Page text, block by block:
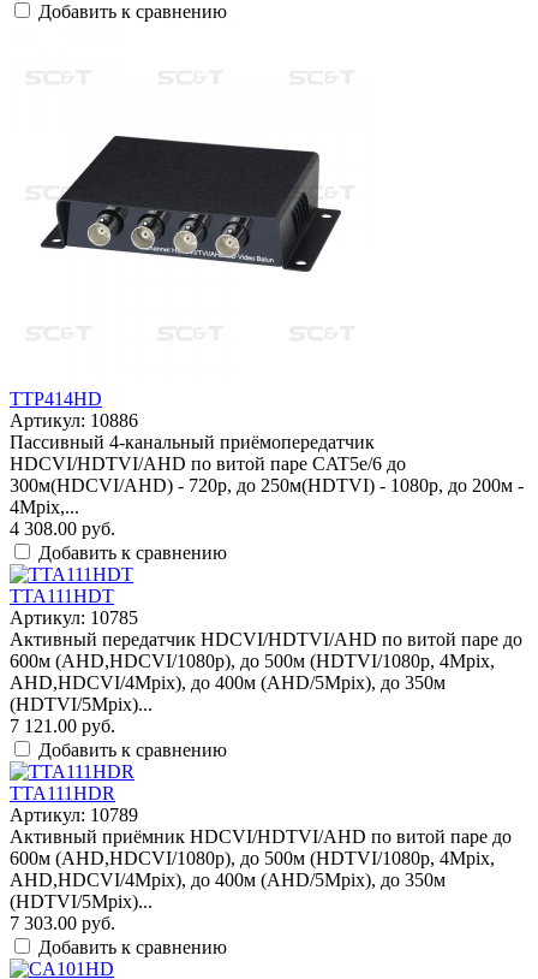
Добавить к сравнению
TTP414HD
Артикул: 10886
Пассивный 4-канальный приёмопередатчик
HDCVI/HDTVI/AHD по витой паре CAT5e/6 до
300м(HDCVI/AHD) - 720p, до 250м(HDTVI) - 1080p, до 200м -
4Mpix,...
4 308.00 руб.
Добавить к сравнению
TTA111HDT
Артикул: 10785
Активный передатчик HDCVI/HDTVI/AHD по витой паре до
600м (AHD,HDCVI/1080p), до 500м (HDTVI/1080p, 4Mpix,
AHD,HDCVI/4Mpix), до 400м (AHD/5Mpix), до 350м
(HDTVI/5Mpix)...
7 121.00 руб.
Добавить к сравнению
TTA111HDR
Артикул: 10789
Активный приёмник HDCVI/HDTVI/AHD по витой паре до
600м (AHD,HDCVI/1080p), до 500м (HDTVI/1080p, 4Mpix,
AHD,HDCVI/4Mpix), до 400м (AHD/5Mpix), до 350м
(HDTVI/5Mpix)...
7 303.00 руб.
Добавить к сравнению